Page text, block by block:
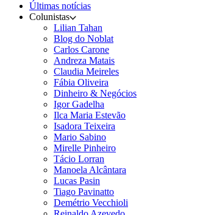
Últimas notícias
Colunistas
Lilian Tahan
Blog do Noblat
Carlos Carone
Andreza Matais
Claudia Meireles
Fábia Oliveira
Dinheiro & Negócios
Igor Gadelha
Ilca Maria Estevão
Isadora Teixeira
Mario Sabino
Mirelle Pinheiro
Tácio Lorran
Manoela Alcântara
Lucas Pasin
Tiago Pavinatto
Demétrio Vecchioli